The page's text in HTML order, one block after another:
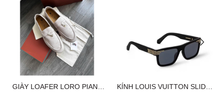
GIÀY LOAFER LORO PIANA
KÍNH LOUIS VUITTON SLIDE